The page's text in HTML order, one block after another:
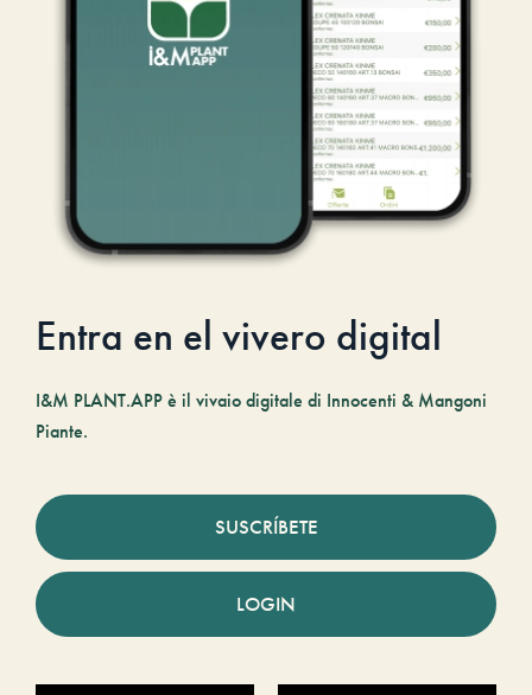
Entra en el vivero digital
I&M PLANT.APP è il vivaio digitale di Innocenti & Mangoni
Piante.
SUSCRÍBETE
LOGIN